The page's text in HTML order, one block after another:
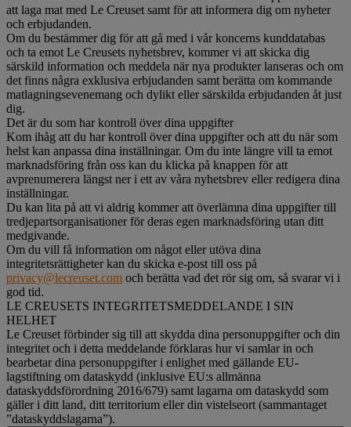
att laga mat med Le Creuset samt för att informera dig om nyheter
och erbjudanden.
Om du bestämmer dig för att gå med i vår koncerns kunddatabas
och ta emot Le Creusets nyhetsbrev, kommer vi att skicka dig
särskild information och meddela när nya produkter lanseras och om
det finns några exklusiva erbjudanden samt berätta om kommande
matlagningsevenemang och dylikt eller särskilda erbjudanden åt just
dig.
Det är du som har kontroll över dina uppgifter
Kom ihåg att du har kontroll över dina uppgifter och att du när som
helst kan anpassa dina inställningar. Om du inte längre vill ta emot
marknadsföring från oss kan du klicka på knappen för att
avprenumerera längst ner i ett av våra nyhetsbrev eller redigera dina
inställningar.
Du kan lita på att vi aldrig kommer att överlämna dina uppgifter till
tredjepartsorganisationer för deras egen marknadsföring utan ditt
medgivande.
Om du vill få information om något eller utöva dina
integritetsrättigheter kan du skicka e-post till oss på
privacy@lecreuset.com och berätta vad det rör sig om, så svarar vi i
god tid.
LE CREUSETS INTEGRITETSMEDDELANDE I SIN
HELHET
Le Creuset förbinder sig till att skydda dina personuppgifter och din
integritet och i detta meddelande förklaras hur vi samlar in och
bearbetar dina personuppgifter i enlighet med gällande EU-
lagstiftning om dataskydd (inklusive EU:s allmänna
dataskyddsförordning 2016/679) samt lagarna om dataskydd som
gäller i ditt land, ditt territorium eller din vistelseort (sammantaget
”dataskyddslagarna”).